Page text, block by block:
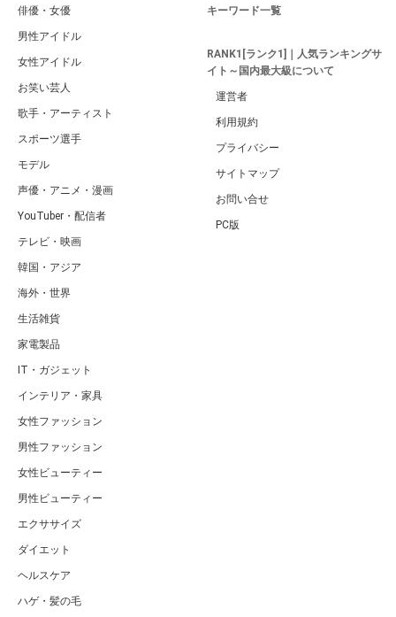
俳優・女優
男性アイドル
女性アイドル
お笑い芸人
歌手・アーティスト
スポーツ選手
モデル
声優・アニメ・漫画
YouTuber・配信者
テレビ・映画
韓国・アジア
海外・世界
生活雑貨
家電製品
IT・ガジェット
インテリア・家具
女性ファッション
男性ファッション
女性ビューティー
男性ビューティー
エクササイズ
ダイエット
ヘルスケア
ハゲ・髪の毛
キーワード一覧
RANK1[ランク1]｜人気ランキングサ
イト～国内最大級について
運営者
利用規約
プライバシー
サイトマップ
お問い合せ
PC版